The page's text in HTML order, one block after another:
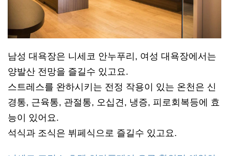
남성 대욕장은 니세코 안누푸리, 여성 대욕장에서는
양발산 전망을 즐길수 있고요.
스트레스를 완하시키는 전정 작용이 있는 온천은 신
경통, 근육통, 관절통, 오십견, 냉증, 피로회복등에 효
능이 있어요.
석식과 조식은 뷔페식으로 즐길수 있고요.